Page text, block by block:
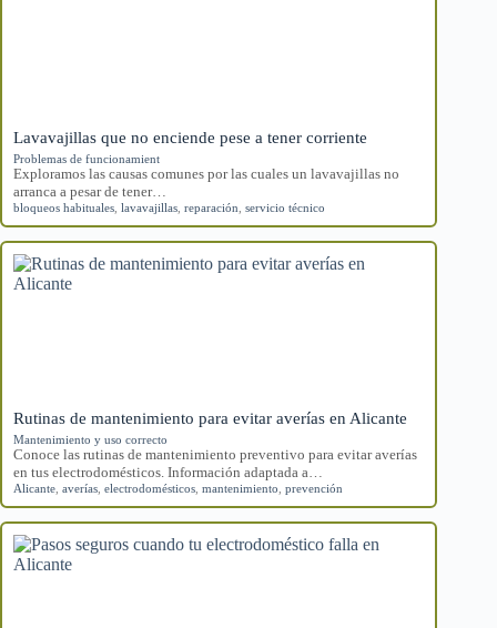
Lavavajillas que no enciende pese a tener corriente
Problemas de funcionamient
Exploramos las causas comunes por las cuales un lavavajillas no
arranca a pesar de tener…
bloqueos habituales lavavajillas reparación servicio técnico
Rutinas de mantenimiento para evitar averías en Alicante
Mantenimiento y uso correcto
Conoce las rutinas de mantenimiento preventivo para evitar averías
en tus electrodomésticos. Información adaptada a…
Alicante averías electrodomésticos mantenimiento prevención